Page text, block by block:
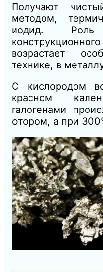
Получают
методом,
иодид.
возрастает
технике, в
С кислородом
красном
галогенами
фтором, а при